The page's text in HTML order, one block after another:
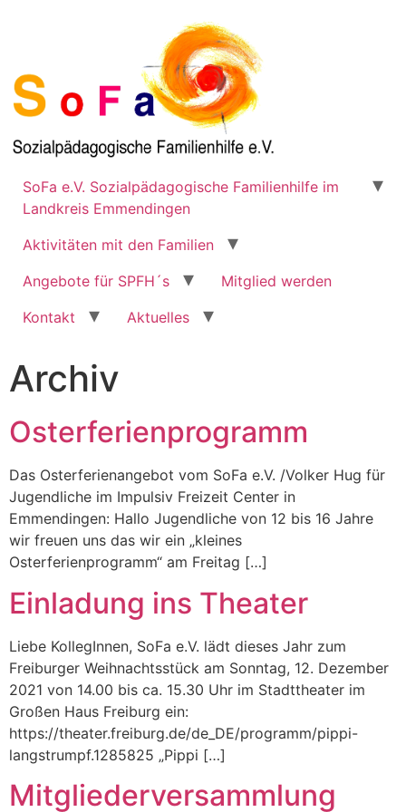
SoFa e.V. Sozialpädagogische Familienhilfe im
Landkreis Emmendingen
Aktivitäten mit den Familien
Angebote für SPFH´s
Mitglied werden
Kontakt
Aktuelles
Archiv
Osterferienprogramm
Das Osterferienangebot vom SoFa e.V. /Volker Hug für
Jugendliche im Impulsiv Freizeit Center in
Emmendingen: Hallo Jugendliche von 12 bis 16 Jahre
wir freuen uns das wir ein „kleines
Osterferienprogramm“ am Freitag […]
Einladung ins Theater
Liebe KollegInnen, SoFa e.V. lädt dieses Jahr zum
Freiburger Weihnachtsstück am Sonntag, 12. Dezember
2021 von 14.00 bis ca. 15.30 Uhr im Stadttheater im
Großen Haus Freiburg ein:
https://theater.freiburg.de/de_DE/programm/pippi-
langstrumpf.1285825 „Pippi […]
Mitgliederversammlung